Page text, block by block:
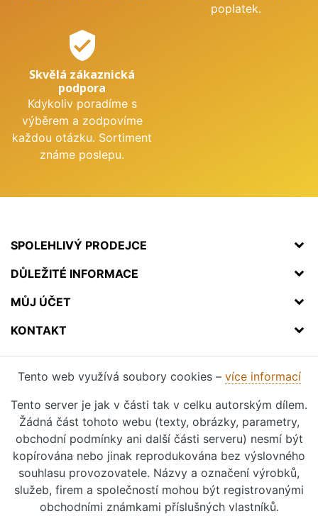
poplatek.
verified_user
Skvělá zákaznická
podpora
Kdykoliv poradíme s
výběrem a zodpovíme
každou otázku. Sortiment
známe poslepu.
SPOLEHLIVÝ PRODEJCE
DŮLEŽITÉ INFORMACE
MŮJ ÚČET
KONTAKT
Tento web využívá soubory cookies – více informací
Tento server je jak v části tak v celku autorským dílem.
Žádná část tohoto webu (texty, obrázky, parametry,
obchodní podmínky ani další části serveru) nesmí být
kopírována nebo jinak reprodukována bez výslovného
souhlasu provozovatele. Názvy a označení výrobků,
služeb, firem a společností mohou být registrovanými
obchodními známkami příslušných vlastníků.